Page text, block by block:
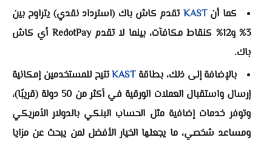
كما أنKAST تقدم كاش باك (استرداد نقدي) يتراوح بين
3% و12% كنقاط مكافآت، بينما لا تقدم RedotPay أي كاش
باك.
بالإضافة إلى ذلك، بطاقةKASTتتيح للمستخدمين إمكانية
إرسال واستقبال العملات الورقية في أكثر من 50 دولة (قريبًا)،
وتوفر خدمات إضافية مثل الحساب البنكي بالدولار الأمريكي
ومساعد شخصي، ما يجعلها الخيار الأفضل لمن يبحث عن مزايا